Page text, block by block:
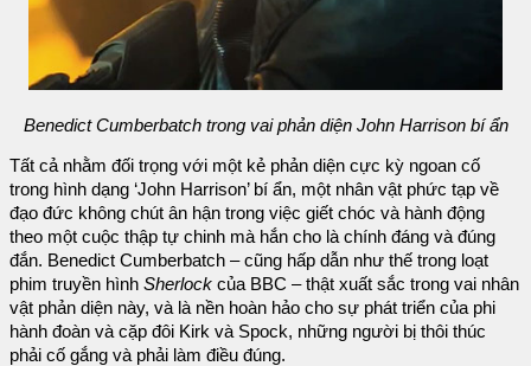
Benedict Cumberbatch trong vai phản diện John Harrison bí ẩn
Tất cả nhằm đối trọng với một kẻ phản diện cực kỳ ngoan cố
trong hình dạng ‘John Harrison’ bí ẩn, một nhân vật phức tạp về
đạo đức không chút ân hận trong việc giết chóc và hành động
theo một cuộc thập tự chinh mà hắn cho là chính đáng và đúng
đắn. Benedict Cumberbatch – cũng hấp dẫn như thế trong loạt
phim truyền hình Sherlock của BBC – thật xuất sắc trong vai nhân
vật phản diện này, và là nền hoàn hảo cho sự phát triển của phi
hành đoàn và cặp đôi Kirk và Spock, những người bị thôi thúc
phải cố gắng và phải làm điều đúng.